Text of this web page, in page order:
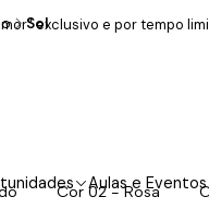
Aulas e Eventos
exclusivo e por tempo
Sol
Cor 02 - Rosa